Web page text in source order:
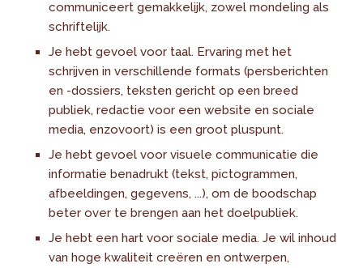
communiceert gemakkelijk, zowel mondeling als
schriftelijk.
Je hebt gevoel voor taal. Ervaring met het
schrijven in verschillende formats (persberichten
en -dossiers, teksten gericht op een breed
publiek, redactie voor een website en sociale
media, enzovoort) is een groot pluspunt.
Je hebt gevoel voor visuele communicatie die
informatie benadrukt (tekst, pictogrammen,
afbeeldingen, gegevens, ...), om de boodschap
beter over te brengen aan het doelpubliek.
Je hebt een hart voor sociale media. Je wil inhoud
van hoge kwaliteit creëren en ontwerpen,